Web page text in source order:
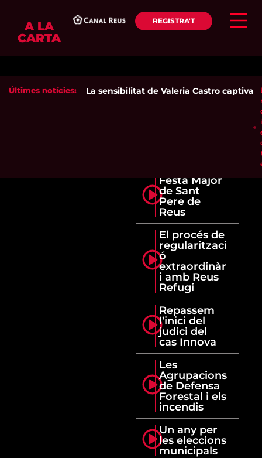
A LA
CARTA
REGISTRA'T
Últimes notícies: La sensibilitat de Valeria Castro captiva
Festa Major
de Sant
Pere de
Reus
El procés de
regularitzaci
ó
extraordinàr
i amb Reus
Refugi
Repassem
l’inici del
judici del
cas Innova
Les
Agrupacions
de Defensa
Forestal i els
incendis
Un any per
les eleccions
municipals